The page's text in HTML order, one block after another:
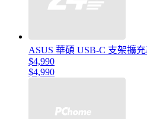
ASUS 華碩 USB-C 支架擴
$4,990
$4,990